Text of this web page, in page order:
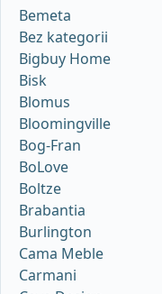
Bemeta
Bez kategorii
Bigbuy Home
Bisk
Blomus
Bloomingville
Bog-Fran
BoLove
Boltze
Brabantia
Burlington
Cama Meble
Carmani